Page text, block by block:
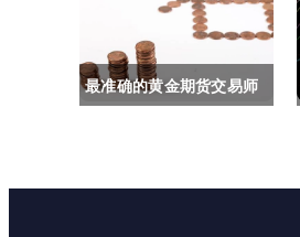
最准确的黄金期货交易师